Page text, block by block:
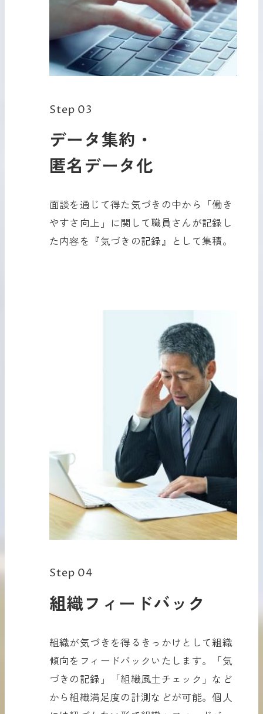
Step 03
データ集約・
匿名データ化
面談を通じて得た気づきの中から「働き
やすさ向上」に関して職員さんが記録し
た内容を『気づきの記録』として集積。
Step 04
組織フィードバック
組織が気づきを得るきっかけとして組織
傾向をフィードバックいたします。「気
づきの記録」「組織風土チェック」など
から組織満足度の計測などが可能。個人